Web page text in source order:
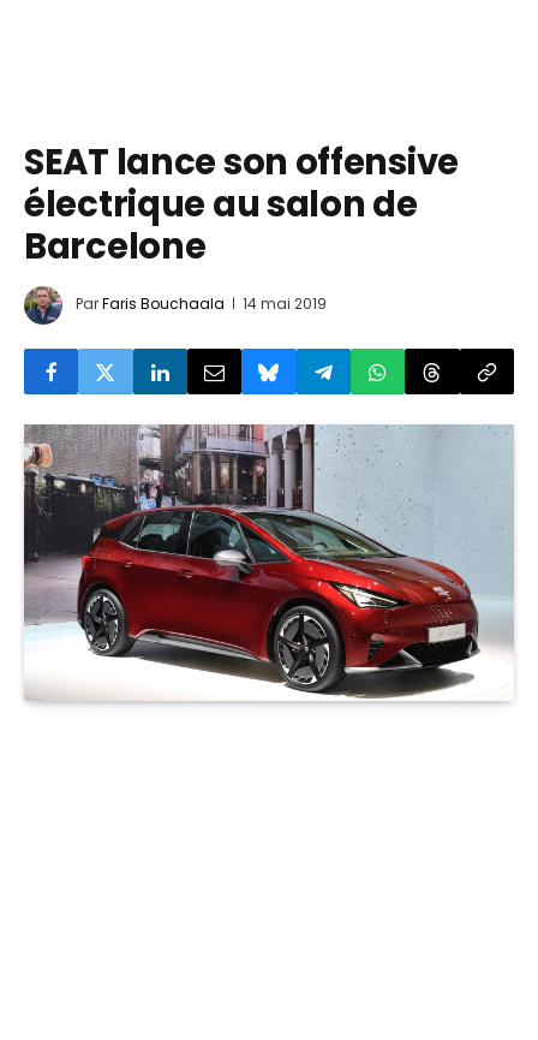
SEAT lance son offensive
électrique au salon de
Barcelone
ParFaris Bouchaala 14 mai 2019